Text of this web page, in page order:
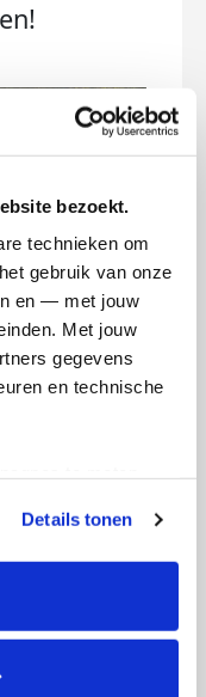
bezoekt.
technieken om
gebruik van onze
en — met jouw
Met jouw
gegevens
en technische
moment wijzigen of
de pagina. De
“details”.
Details tonen
bij en
wordt.